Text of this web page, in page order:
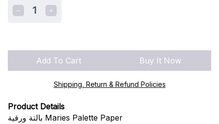
1
Add To Cart Buy It Now
Shipping, Return & Refund Policies
Product Details
بالتة ورقية Maries Palette Paper